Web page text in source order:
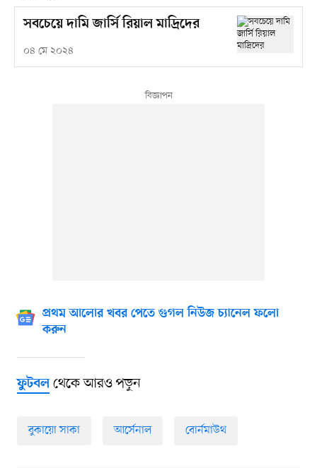
সবচেয়ে দামি জার্সি রিয়াল মাদ্রিদের
০৪ মে ২০২৪
প্রথম আলোর খবর পেতে গুগল নিউজ চ্যানেল ফলো
করুন
ফুটবলথেকে আরও পড়ুন
বুকায়ো সাকা আর্সেনাল বোর্নমাউথ